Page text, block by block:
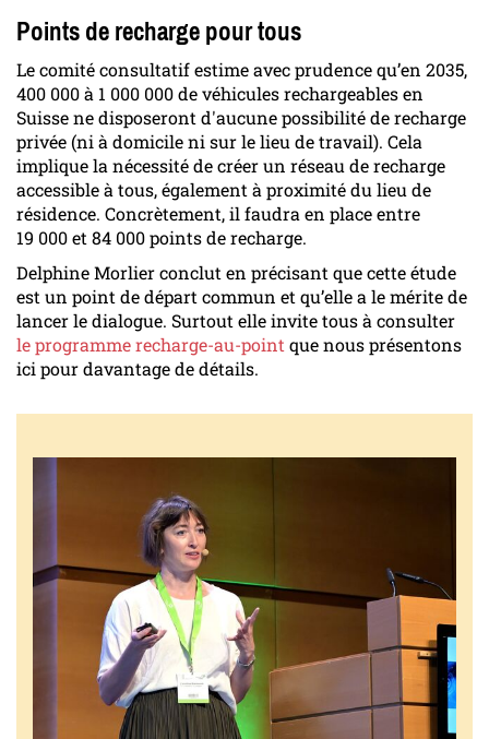
Points de recharge pour tous
Le comité consultatif estime avec prudence qu’en 2035,
400 000 à 1 000 000 de véhicules rechargeables en
Suisse ne disposeront d'aucune possibilité de recharge
privée (ni à domicile ni sur le lieu de travail). Cela
implique la nécessité de créer un réseau de recharge
accessible à tous, également à proximité du lieu de
résidence. Concrètement, il faudra en place entre
19 000 et 84 000 points de recharge.
Delphine Morlier conclut en précisant que cette étude
est un point de départ commun et qu’elle a le mérite de
lancer le dialogue. Surtout elle invite tous à consulter
le programme recharge-au-pointque nous présentons
ici pour davantage de détails.